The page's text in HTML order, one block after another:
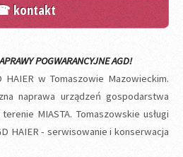
kontakt
POGWARANCYJNE AGD!
HAIER w Tomaszowie Mazowieckim.
naprawa urządzeń gospodarstwa
MIASTA. Tomaszowskie usługi
HAIER - serwisowanie i konserwacja